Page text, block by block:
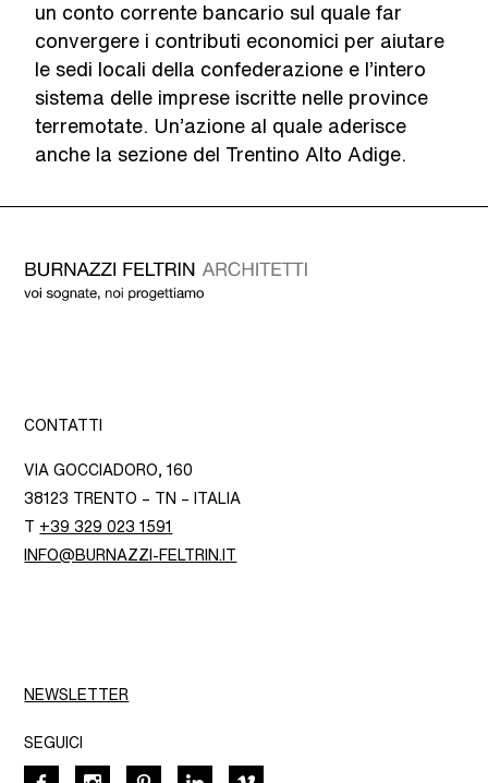
un conto corrente bancario sul quale far
convergere i contributi economici per aiutare
le sedi locali della confederazione e l’intero
sistema delle imprese iscritte nelle province
terremotate. Un’azione al quale aderisce
anche la sezione del Trentino Alto Adige.
CONTATTI
VIA GOCCIADORO, 160
38123 TRENTO – TN – ITALIA
T +39 329 023 1591
INFO@BURNAZZI-FELTRIN.IT
NEWSLETTER
SEGUICI